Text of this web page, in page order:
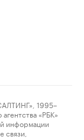
1995–
«РБК»
информации
связи,